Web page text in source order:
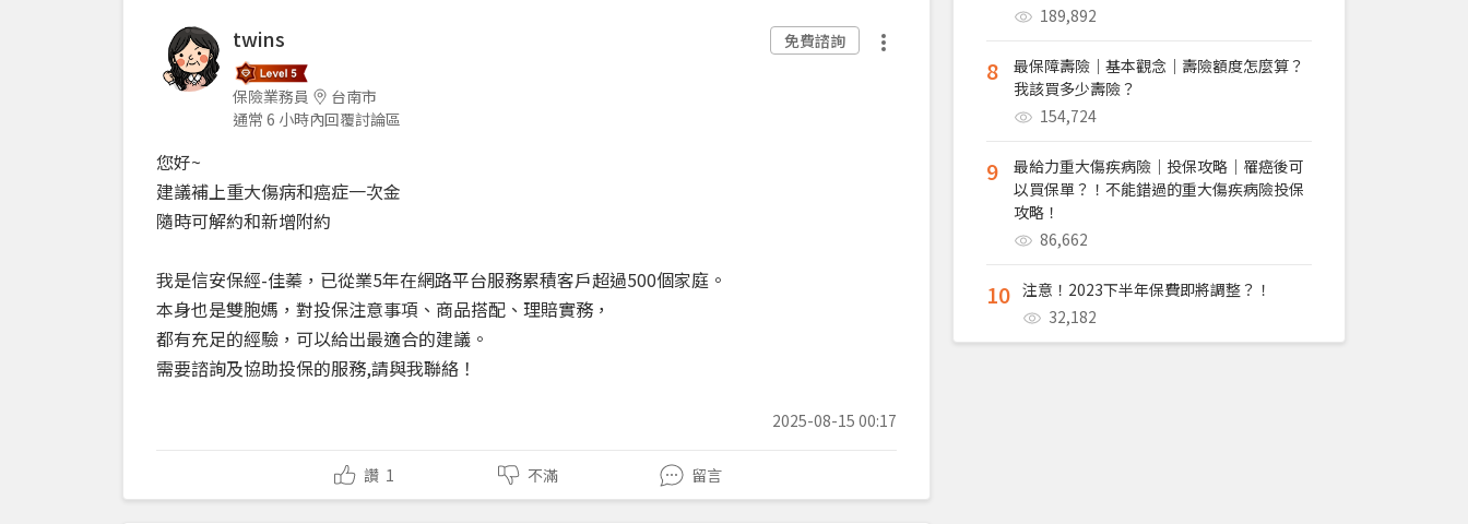
twins
保險業務員
台南市
通常 6 小時內回覆討論區
免費諮詢
您好~
建議補上重大傷病和癌症一次金
隨時可解約和新增附約
我是信安保經-佳蓁，已從業5年在網路平台服務累積客戶超過500個家庭。
本身也是雙胞媽，對投保注意事項、商品搭配、理賠實務，
都有充足的經驗，可以給出最適合的建議。
需要諮詢及協助投保的服務,請與我聯絡！
2025-08-15 00:17
讚 1 不滿 留言
189,892
8
最保障壽險｜基本觀念｜壽險額度怎麼算？
我該買多少壽險？
154,724
9
最給力重大傷疾病險｜投保攻略｜罹癌後可
以買保單？！不能錯過的重大傷疾病險投保
攻略！
86,662
10 注意！2023下半年保費即將調整？！
32,182